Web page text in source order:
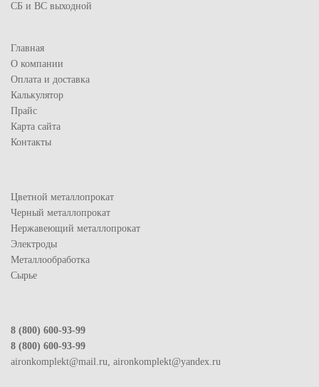
СБ и ВС выходной
Главная
О компании
Оплата и доставка
Калькулятор
Прайс
Карта сайта
Контакты
Цветной металлопрокат
Черный металлопрокат
Нержавеющий металлопрокат
Электроды
Металлообработка
Сырье
8 (800) 600-93-99
8 (800) 600-93-99
aironkomplekt@mail.ru, aironkomplekt@yandex.ru